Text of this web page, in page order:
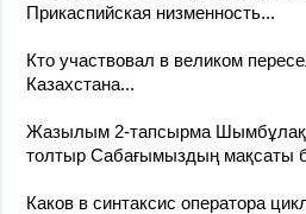
Прикаспийская низменность...
Кто участвовал в великом
Казахстана​...
Жазылым 2-тапсырма Шымбұлақ
толтыр Сабағымыздың мақсаты
Каков в синтаксис оператора